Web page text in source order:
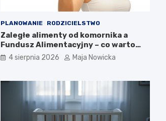
PLANOWANIE RODZICIELSTWO
Zaległe alimenty od komornika a
Fundusz Alimentacyjny – co warto
wiedzieć?
4 sierpnia 2026 Maja Nowicka